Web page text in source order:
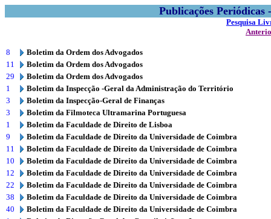
Publicações
Pesquisa
8
Boletim da Ordem dos Advogados
11
Boletim da Ordem dos Advogados
29
Boletim da Ordem dos Advogados
1
Boletim da Inspecção -Geral da Administração do Território
3
Boletim da Inspecção-Geral de Finanças
3
Boletim da Filmoteca Ultramarina Portuguesa
1
Boletim da Faculdade de Direito de Lisboa
9
Boletim da Faculdade de Direito da Universidade de Coimbra
11
Boletim da Faculdade de Direito da Universidade de Coimbra
10
Boletim da Faculdade de Direito da Universidade de Coimbra
12
Boletim da Faculdade de Direito da Universidade de Coimbra
22
Boletim da Faculdade de Direito da Universidade de Coimbra
38
Boletim da Faculdade de Direito da Universidade de Coimbra
40
Boletim da Faculdade de Direito da Universidade de Coimbra